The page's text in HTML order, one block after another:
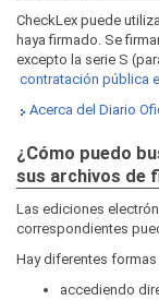
CheckLex puede
haya firmado. Se
excepto la serie S
contratación pública
Acerca del Diario
¿Cómo puedo
sus archivos de
Las ediciones
correspondientes
Hay diferentes
accediendo